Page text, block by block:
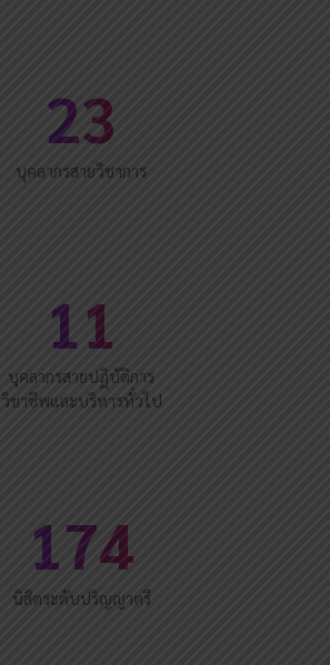
23
บุคลากรสายวิชาการ
11
บุคลากรสายปฏิบัติการ
วิชาชีพและบริหารทั่วไป
174
นิสิตระดับปริญญาตรี